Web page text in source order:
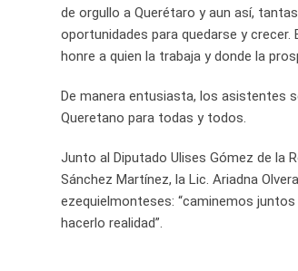
de orgullo a Querétaro y aun así,
oportunidades para quedarse y crecer.
honre a quien la trabaja y donde la
De manera entusiasta, los asistentes
Queretano para todas y todos.
Junto al Diputado Ulises Gómez de la
Sánchez Martínez, la Lic. Ariadna
ezequielmonteses: “caminemos
hacerlo realidad”.